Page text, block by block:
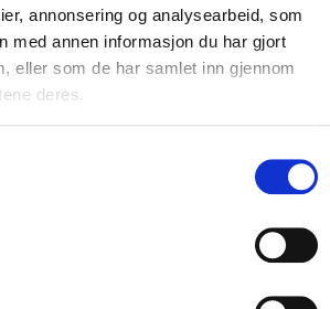
annonsering og analysearbeid, som
med annen informasjon du har gjort
eller som de har samlet inn gjennom
deres.